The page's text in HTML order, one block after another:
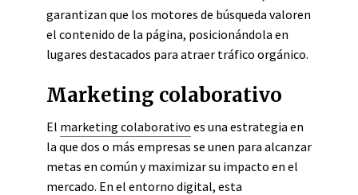
garantizan que los motores de búsqueda valoren
el contenido de la página, posicionándola en
lugares destacados para atraer tráfico orgánico.
Marketing colaborativo
El marketing colaborativo es una estrategia en
la que dos o más empresas se unen para alcanzar
metas en común y maximizar su impacto en el
mercado. En el entorno digital, esta